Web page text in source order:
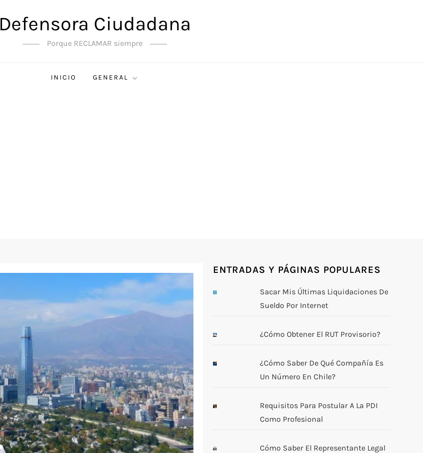
Defensora Ciudadana
Porque RECLAMAR siempre
INICIO GENERAL
ENTRADAS Y PÁGINAS POPULARES
Sacar Mis Últimas Liquidaciones De
Sueldo Por Internet
¿Cómo Obtener El RUT Provisorio?
¿Cómo Saber De Qué Compañía Es
Un Número En Chile?
Requisitos Para Postular A La PDI
Como Profesional
Cómo Saber El Representante Legal